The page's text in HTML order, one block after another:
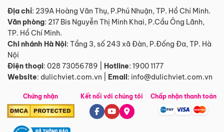
Địa chỉ: 239A Hoàng Văn Thụ, P.Phú Nhuận, TP. Hồ Chí Minh.
Văn phòng: 217 Bis Nguyễn Thị Minh Khai, P.Cầu Ông Lãnh,
TP. Hồ Chí Minh.
Chi nhánh Hà Nội: Tầng 3, số 243 xã Đàn, P.Đống Đa, TP. Hà
Nội
Điện thoại: 028 73056789 Hotline: 1900 1177
Website: dulichviet.com.vn Email: info@dulichviet.com.vn
Chứng nhận Kết nối với chúng tôi Chấp nhận thanh toán